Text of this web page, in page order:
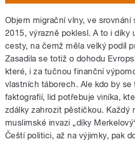
Objem migrační vlny, ve
2015, výrazně poklesl. A to i díky
cesty, na čemž měla velký podíl
Zasadila se totiž o dohodu
které, i za tučnou finanční
vlastních táborech. Ale kdo by se
faktografií, lid potřebuje viníka,
zdálky zahrozit pěstičkou. Každý
muslimské invazi „díky
Čeští politici, až na výjimky, pak